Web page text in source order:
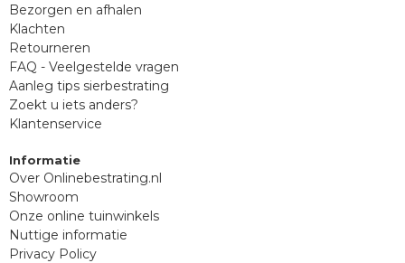
Bezorgen en afhalen
Klachten
Retourneren
FAQ - Veelgestelde vragen
Aanleg tips sierbestrating
Zoekt u iets anders?
Klantenservice
Informatie
Over Onlinebestrating.nl
Showroom
Onze online tuinwinkels
Nuttige informatie
Privacy Policy